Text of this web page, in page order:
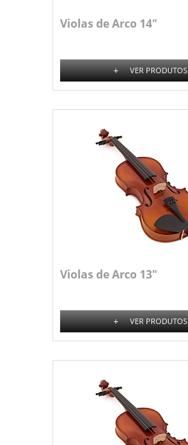
Violas de Arco 14"
+ VER PRODUTOS
Violas de Arco 13"
+ VER PRODUTOS